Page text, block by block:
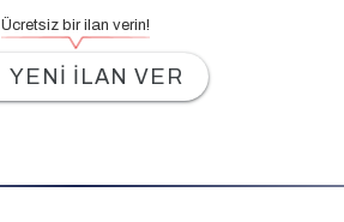
Ücretsiz bir ilan verin!
YENİ İLAN VER